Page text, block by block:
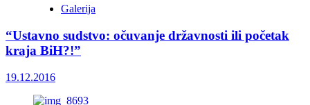
Galerija
“Ustavno sudstvo: očuvanje državnosti ili početak
kraja BiH?!”
19.12.2016